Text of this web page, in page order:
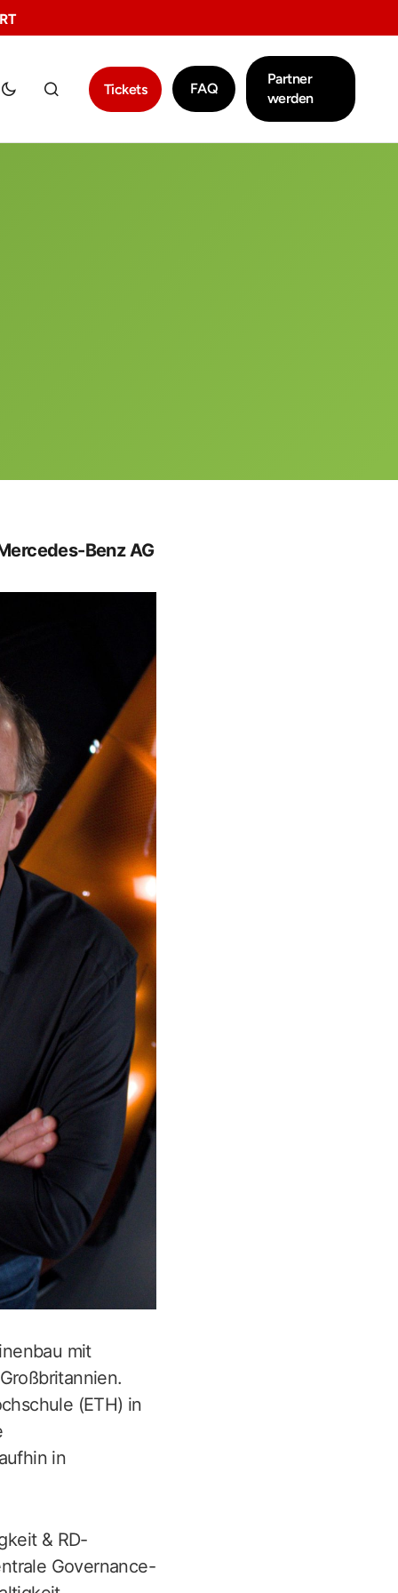
Tickets FAQ
Partner
werden
Benz AG
mit
(ETH) in
in
& RD-
Governance-